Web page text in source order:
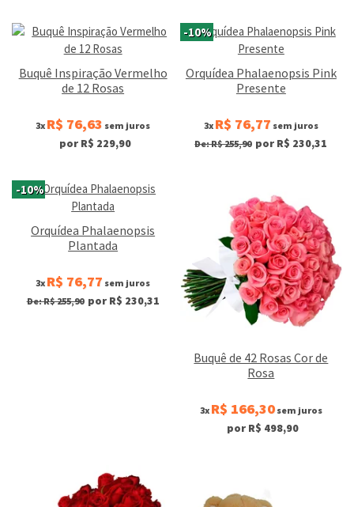
Buquê Inspiração Vermelho
de 12 Rosas
3x R$ 76,63 sem juros
por R$ 229,90
-10%
Orquídea Phalaenopsis Pink
Presente
3x R$ 76,77 sem juros
De: R$ 255,90 por R$ 230,31
-10%
Orquídea Phalaenopsis
Plantada
3x R$ 76,77 sem juros
De: R$ 255,90 por R$ 230,31
Buquê de 42 Rosas Cor de
Rosa
3x R$ 166,30sem juros
por R$ 498,90